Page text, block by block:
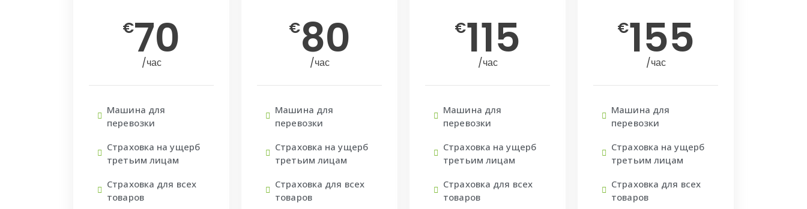
€70
/час
Машина для
перевозки
Страховка на ущерб
третьим лицам
Страховка для всех
товаров
€80
/час
Машина для
перевозки
Страховка на ущерб
третьим лицам
Страховка для всех
товаров
€115
/час
Машина для
перевозки
Страховка на ущерб
третьим лицам
Страховка для всех
товаров
€155
/час
Машина для
перевозки
Страховка на ущерб
третьим лицам
Страховка для всех
товаров